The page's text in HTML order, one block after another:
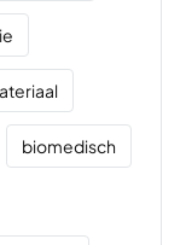
biomedisch